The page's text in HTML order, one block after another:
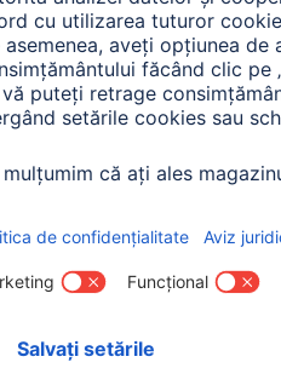
Hama Hub USB, 4 porturi, USB
adaptor USB-C
00200116